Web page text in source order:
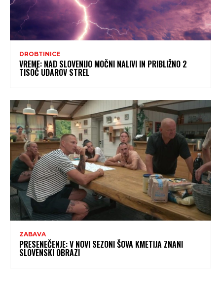
DROBTINICE
VREME: NAD SLOVENIJO MOČNI NALIVI IN PRIBLIŽNO 2
TISOČ UDAROV STREL
ZABAVA
PRESENEČENJE: V NOVI SEZONI ŠOVA KMETIJA ZNANI
SLOVENSKI OBRAZI